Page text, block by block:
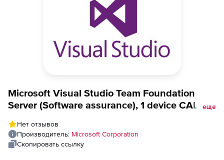
Microsoft Visual Studio Team Foundation
Server (Software assurance), 1 device CAL -
Year Acquired Year 1, Microsoft Partner
Network Competency required - Win - Single
еще
Нет отзывов
Производитель: Microsoft Corporation
Скопировать ссылку